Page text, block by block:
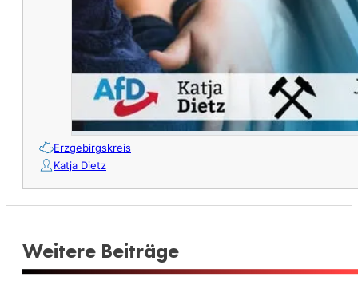
Erzgebirgskreis
Katja Dietz
Weitere Beiträge